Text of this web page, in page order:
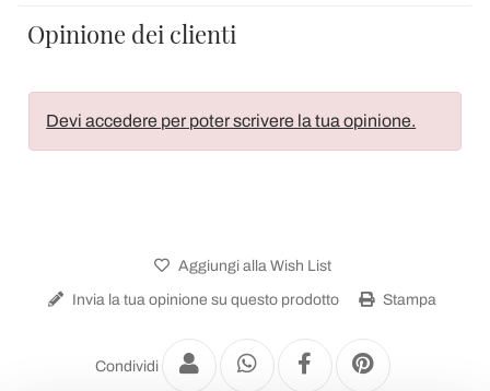
Opinione dei clienti
Devi accedere per poter scrivere la tua opinione.
Aggiungi alla Wish List
Invia la tua opinione su questo prodotto Stampa
Condividi